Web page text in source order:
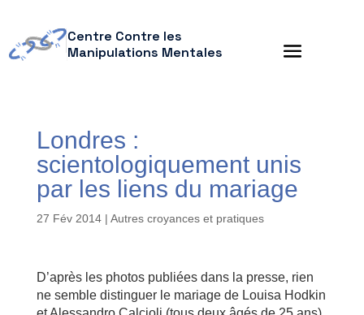
Centre Contre les
Manipulations Mentales
Londres :
scientologiquement unis
par les liens du mariage
27 Fév 2014| Autres croyances et pratiques
D’après les photos publiées dans la presse, rien
ne semble distinguer le mariage de Louisa Hodkin